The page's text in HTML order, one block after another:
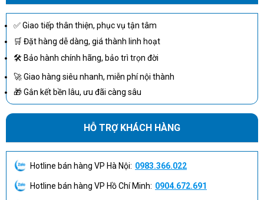
✅ Giao tiếp thân thiện, phục vụ tận tâm
🛒 Đặt hàng dễ dàng, giá thành linh hoạt
🛠 Bảo hành chính hãng, bảo trì trọn đời
🚀 Giao hàng siêu nhanh, miễn phí nội thành
🎁 Gắn kết bền lâu, ưu đãi càng sâu
HỖ TRỢ KHÁCH HÀNG
Hotline bán hàng VP Hà Nội: 0983.366.022
Hotline bán hàng VP Hồ Chí Minh: 0904.672.691